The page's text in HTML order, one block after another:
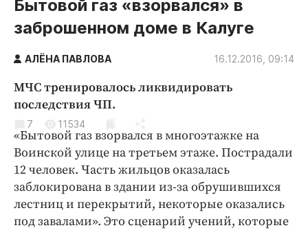
Статьи
Народные новости
Благоустройство
Криминал
Культура
Недвижимость и ЖКХ
Образование
Общество
Погода
Бытовой газ «взорвался» в
заброшенном доме в Калуге
АЛЁНА ПАВЛОВА 16.12.2016, 09:14
МЧС тренировалось ликвидировать
последствия ЧП.
7 11534
«Бытовой газ взорвался в многоэтажке на
Воинской улице на третьем этаже. Пострадали
12 человек. Часть жильцов оказалась
заблокирована в здании из-за обрушившихся
лестниц и перекрытий, некоторые оказались
под завалами». Это сценарий учений, которые